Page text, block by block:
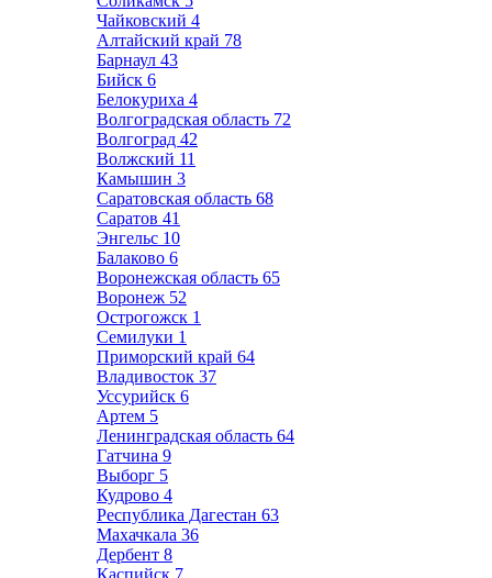
Чайковский 4
Алтайский край 78
Барнаул 43
Бийск 6
Белокуриха 4
Волгоградская область 72
Волгоград 42
Волжский 11
Камышин 3
Саратовская область 68
Саратов 41
Энгельс 10
Балаково 6
Воронежская область 65
Воронеж 52
Острогожск 1
Семилуки 1
Приморский край 64
Владивосток 37
Уссурийск 6
Артем 5
Ленинградская область 64
Гатчина 9
Выборг 5
Кудрово 4
Республика Дагестан 63
Махачкала 36
Дербент 8
Каспийск 7